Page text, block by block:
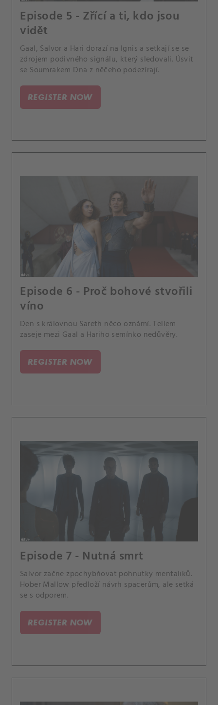
Episode 5 - Zřící a ti, kdo jsou
vidět
Gaal, Salvor a Hari dorazí na Ignis a setkají se se
zdrojem podivného signálu, který sledovali. Úsvit
se Soumrakem Dna z něčeho podezírají.
REGISTER NOW
Episode 6 - Proč bohové stvořili
víno
Den s královnou Sareth něco oznámí. Tellem
zaseje mezi Gaal a Hariho semínko nedůvěry.
REGISTER NOW
Episode 7 - Nutná smrt
Salvor začne zpochybňovat pohnutky mentaliků.
Hober Mallow předloží návrh spacerům, ale setká
se s odporem.
REGISTER NOW